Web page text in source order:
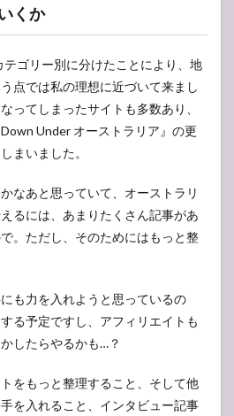
くか
ゴリー別に分けたことにより、地
点では私の理想に近づいて来まし
ってしまったサイトも多数あり、
Under オーストラリア』の更
まいました。
なあと思っていて、オーストラリ
るには、あまりたくさん記事があ
。ただし、そのためにはもっと整
も力を入れようと思っているの
る予定ですし、アフィリエイトも
したらやるかも…？
をもっと整理すること、そして他
を入れること、インタビュー記事